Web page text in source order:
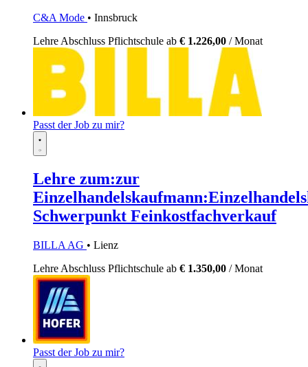
C&A Mode • Innsbruck
Lehre Abschluss Pflichtschule ab € 1.226,00 / Monat
Passt der Job zu mir?
Lehre zum:zur
Schwerpunkt Feinkostfachverkauf
BILLA AG • Lienz
Lehre Abschluss Pflichtschule ab € 1.350,00 / Monat
Passt der Job zu mir?